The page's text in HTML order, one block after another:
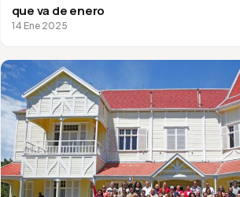
que va de enero
14 Ene 2025